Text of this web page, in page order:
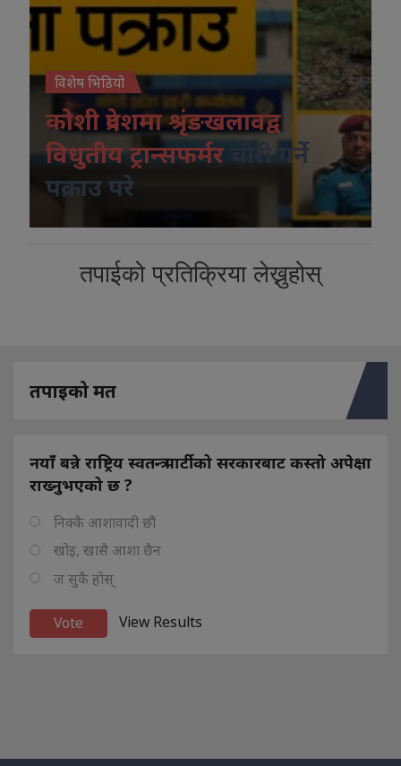
विशेष भिडियो
कोशी प्रदेशमा श्रृंङखलावद्व
विधुतीय ट्रान्सफर्मर
चोरी गर्ने
पक्राउ परे
तपाईको प्रतिक्रिया लेख्नुहोस्
तपाइको मत
नयाँ बन्ने राष्ट्रिय स्वतन्त्र पार्टीको सरकारबाट कस्तो अपेक्षा
राख्नुभएको छ ?
निक्कै आशावादी छौ
खोइ, खासै आशा छैन
ज सुकै होस्
View Results